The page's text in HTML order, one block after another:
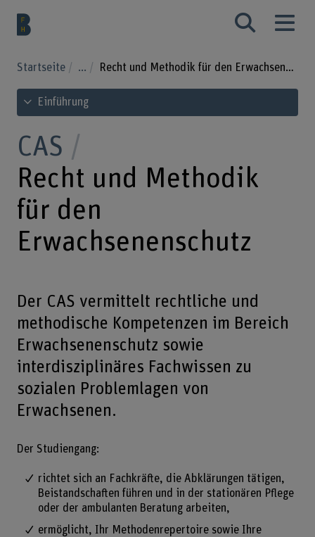
Startseite ... Recht und Methodik für den Erwachsenenschutz
Inhaltsverzeichnis ansehen
Einführung
CAS
Recht und Methodik
für den
Erwachsenenschutz
Der CAS vermittelt rechtliche und
methodische Kompetenzen im Bereich
Erwachsenenschutz sowie
interdisziplinäres Fachwissen zu
sozialen Problemlagen von
Erwachsenen.
Der Studiengang:
richtet sich an Fachkräfte, die Abklärungen tätigen,
Beistandschaften führen und in der stationären Pflege
oder der ambulanten Beratung arbeiten,
ermöglicht, Ihr Methodenrepertoire sowie Ihre